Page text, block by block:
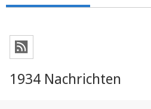
1934 Nachrichten